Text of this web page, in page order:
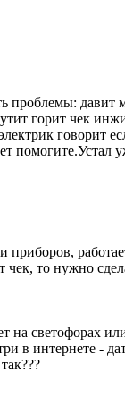
проблемы:
горит чек
говорит
помогите.Устал
приборов,
чек, то нужно
на светофорах
в интернете -